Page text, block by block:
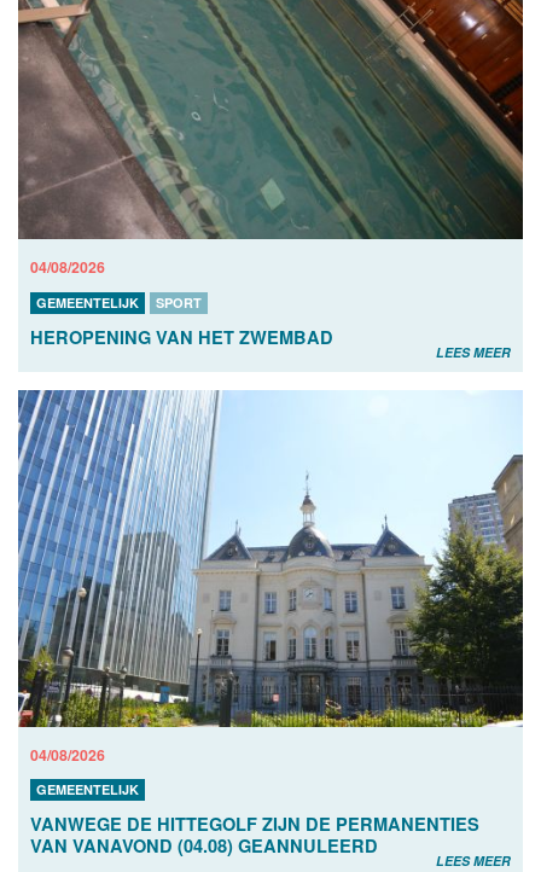
04/08/2026
GEMEENTELIJK SPORT
HEROPENING VAN HET ZWEMBAD
LEES MEER
04/08/2026
GEMEENTELIJK
VANWEGE DE HITTEGOLF ZIJN DE PERMANENTIES
VAN VANAVOND (04.08) GEANNULEERD
LEES MEER